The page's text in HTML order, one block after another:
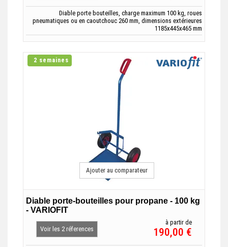
Diable porte bouteilles, charge maximum 100 kg, roues
pneumatiques ou en caoutchouc 260 mm, dimensions extérieures
1185x445x465 mm
2 semaines
Diable porte-bouteilles pour propane - 100 kg
- VARIOFIT
Voir les 2 réferences
à partir de
190,00 €
Ajouter au comparateur